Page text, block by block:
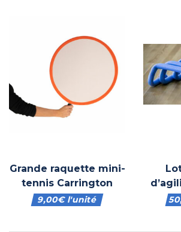
Grande raquette mini-
tennis Carrington
9,00€l'unité